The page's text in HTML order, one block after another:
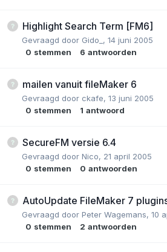
Highlight Search Term [FM6]
Gevraagd door Gido_ , 14 juni 2005
0 stemmen 6 antwoorden
mailen vanuit fileMaker 6
Gevraagd door ckafe, 13 juni 2005
0 stemmen 1 antwoord
SecureFM versie 6.4
Gevraagd door Nico, 21 april 2005
0 stemmen 0 antwoorden
AutoUpdate FileMaker 7
Gevraagd door Peter Wagemans, 10
0 stemmen 2 antwoorden